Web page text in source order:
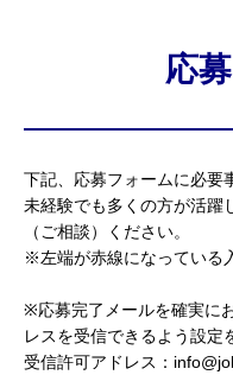
応
下記、応募フォームに必要
未経験でも多くの方が活躍
（ご相談）ください。
※左端が赤線になっている
※応募完了メールを確実に
レスを受信できるよう設定
受信許可アドレス：